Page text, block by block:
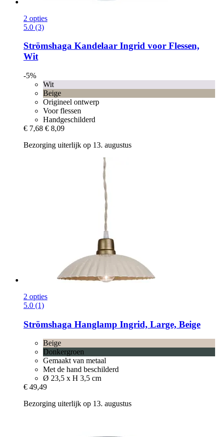
2 opties
5.0 (3)
Strömshaga Kandelaar Ingrid voor Flessen,
Wit
-5%
Wit
Beige
Origineel ontwerp
Voor flessen
Handgeschilderd
€ 7,68 € 8,09
Bezorging uiterlijk op 13. augustus
2 opties
5.0 (1)
Strömshaga Hanglamp Ingrid, Large, Beige
Beige
Donkergroen
Gemaakt van metaal
Met de hand beschilderd
Ø 23,5 x H 3,5 cm
€ 49,49
Bezorging uiterlijk op 13. augustus